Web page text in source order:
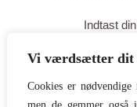
Vi værdsætter
Cookies er
Indtast
TILMELD